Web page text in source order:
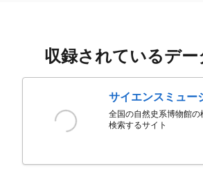
収録されているデー
サイエンスミュー
全国の自然史系博物館の
検索するサイト